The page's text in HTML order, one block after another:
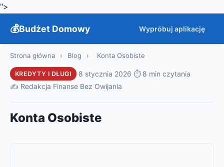
">
Budżet Domowy Wypróbuj aplikację
Strona główna › Blog › Konta Osobiste
KREDYTY I DŁUGI · 8 stycznia 2026 ⏱ 8 min czytania
✍️ Redakcja Finanse Bez Owijania
Konta Osobiste